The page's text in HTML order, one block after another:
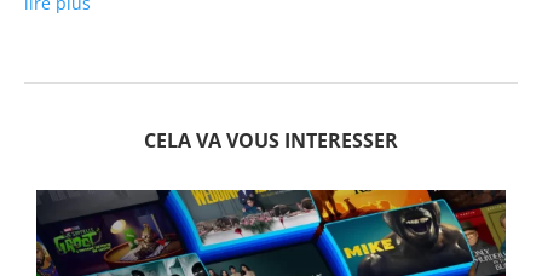
CELA VA VOUS INTERESSER